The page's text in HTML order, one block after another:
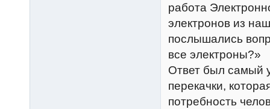
работа
электронов из
послышались
все электроны?»
Ответ был самый
перекачки,
потребность